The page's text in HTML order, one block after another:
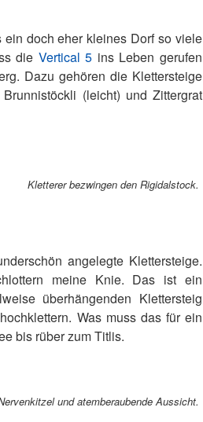
doch eher kleines Dorf so viele
die Vertical 5 ins Leben gerufen
Dazu gehören die Klettersteige
(leicht) und Zittergrat
Kletterer bezwingen den Rigidalstock.
angelegte Klettersteige.
meine Knie. Das ist ein
überhängenden Klettersteig
Was muss das für ein
bis rüber zum Titlis.
und atemberaubende Aussicht.